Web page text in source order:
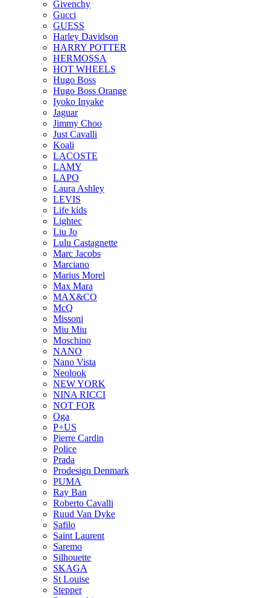
Givenchy
Gucci
GUESS
Harley Davidson
HARRY POTTER
HERMOSSA
HOT WHEELS
Hugo Boss
Hugo Boss Orange
Iyoko Inyake
Jaguar
Jimmy Choo
Just Cavalli
Koali
LACOSTE
LAMY
LAPO
Laura Ashley
LEVIS
Life kids
Lightec
Liu Jo
Lulu Castagnette
Marc Jacobs
Marciano
Marius Morel
Max Mara
MAX&CO
McQ
Missoni
Miu Miu
Moschino
NANO
Nano Vista
Neolook
NEW YORK
NINA RICCI
NOT FOR
Oga
P+US
Pierre Cardin
Police
Prada
Prodesign Denmark
PUMA
Ray Ban
Roberto Cavalli
Ruud Van Dyke
Safilo
Saint Laurent
Saremo
Silhouette
SKAGA
St Louise
Stepper